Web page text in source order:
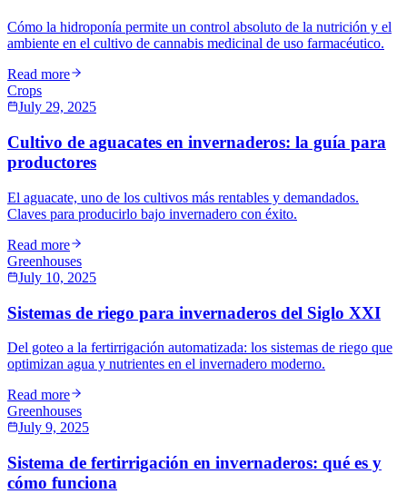
Cómo la hidroponía permite un control absoluto de la nutrición y el
ambiente en el cultivo de cannabis medicinal de uso farmacéutico.
Read more
Crops
July 29, 2025
Cultivo de aguacates en invernaderos: la guía para
productores
El aguacate, uno de los cultivos más rentables y demandados.
Claves para producirlo bajo invernadero con éxito.
Read more
Greenhouses
July 10, 2025
Sistemas de riego para invernaderos del Siglo XXI
Del goteo a la fertirrigación automatizada: los sistemas de riego que
optimizan agua y nutrientes en el invernadero moderno.
Read more
Greenhouses
July 9, 2025
Sistema de fertirrigación en invernaderos: qué es y
cómo funciona